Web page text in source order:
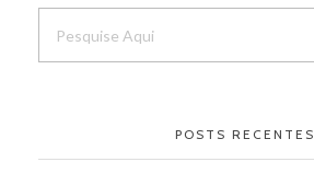
POSTS RECENTES